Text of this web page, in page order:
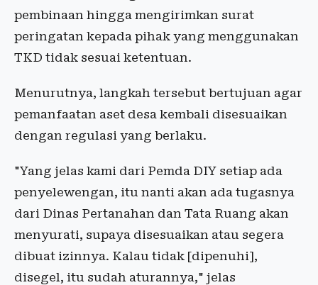
pembinaan hingga mengirimkan surat
peringatan kepada pihak yang menggunakan
TKD tidak sesuai ketentuan.
Menurutnya, langkah tersebut bertujuan agar
pemanfaatan aset desa kembali disesuaikan
dengan regulasi yang berlaku.
"Yang jelas kami dari Pemda DIY setiap ada
penyelewengan, itu nanti akan ada tugasnya
dari Dinas Pertanahan dan Tata Ruang akan
menyurati, supaya disesuaikan atau segera
dibuat izinnya. Kalau tidak [dipenuhi],
disegel, itu sudah aturannya," jelas